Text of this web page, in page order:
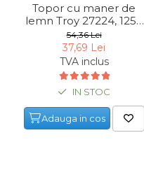
Topor cu maner de
lemn Troy 27224, 1250
gr
54,36 Lei
37,69 Lei
TVA inclus
IN STOC
Adauga in cos